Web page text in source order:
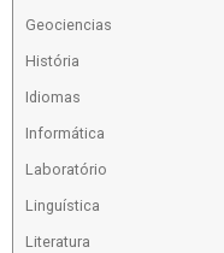
Geociencias
História
Idiomas
Informática
Laboratório
Linguística
Literatura